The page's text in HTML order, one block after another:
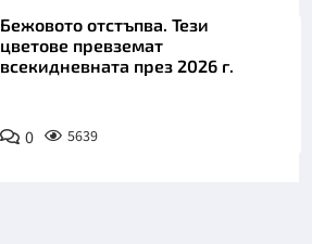
Бежовото отстъпва. Тези
цветове превземат
всекидневната през 2026 г.
0 5639